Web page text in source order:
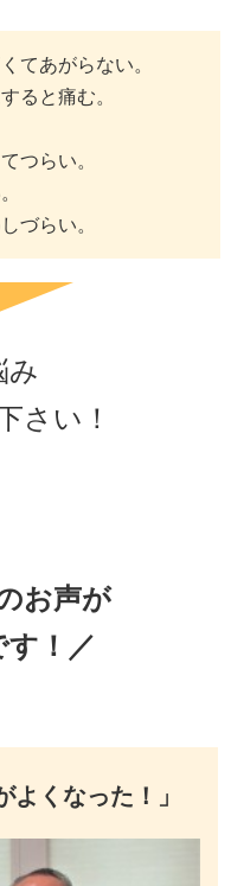
てあがらない。
ると痛む。
つらい。
づらい。
み
さい！
お声が
す！／
よくなった！」